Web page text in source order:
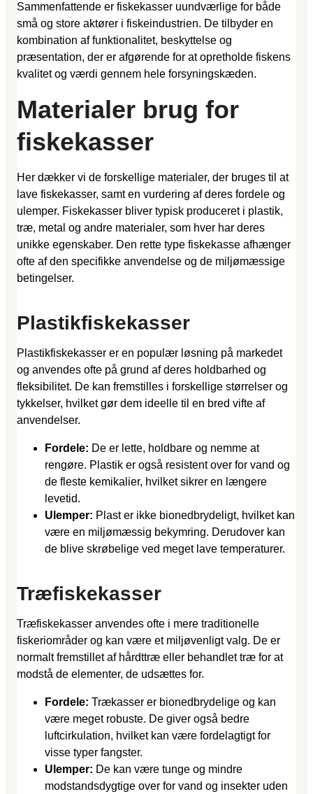
Sammenfattende er fiskekasser uundværlige for både
små og store aktører i fiskeindustrien. De tilbyder en
kombination af funktionalitet, beskyttelse og
præsentation, der er afgørende for at opretholde fiskens
kvalitet og værdi gennem hele forsyningskæden.
Materialer brug for
fiskekasser
Her dækker vi de forskellige materialer, der bruges til at
lave fiskekasser, samt en vurdering af deres fordele og
ulemper. Fiskekasser bliver typisk produceret i plastik,
træ, metal og andre materialer, som hver har deres
unikke egenskaber. Den rette type fiskekasse afhænger
ofte af den specifikke anvendelse og de miljømæssige
betingelser.
Plastikfiskekasser
Plastikfiskekasser er en populær løsning på markedet
og anvendes ofte på grund af deres holdbarhed og
fleksibilitet. De kan fremstilles i forskellige størrelser og
tykkelser, hvilket gør dem ideelle til en bred vifte af
anvendelser.
Fordele: De er lette, holdbare og nemme at
rengøre. Plastik er også resistent over for vand og
de fleste kemikalier, hvilket sikrer en længere
levetid.
Ulemper: Plast er ikke bionedbrydeligt, hvilket kan
være en miljømæssig bekymring. Derudover kan
de blive skrøbelige ved meget lave temperaturer.
Træfiskekasser
Træfiskekasser anvendes ofte i mere traditionelle
fiskeriområder og kan være et miljøvenligt valg. De er
normalt fremstillet af hårdttræ eller behandlet træ for at
modstå de elementer, de udsættes for.
Fordele: Trækasser er bionedbrydelige og kan
være meget robuste. De giver også bedre
luftcirkulation, hvilket kan være fordelagtigt for
visse typer fangster.
Ulemper: De kan være tunge og mindre
modstandsdygtige over for vand og insekter uden